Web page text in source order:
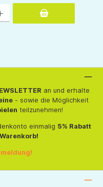
an und erhalte
- sowie die Möglichkeit
teilzunehmen!
einmalig 5% Rabatt
Warenkorb!